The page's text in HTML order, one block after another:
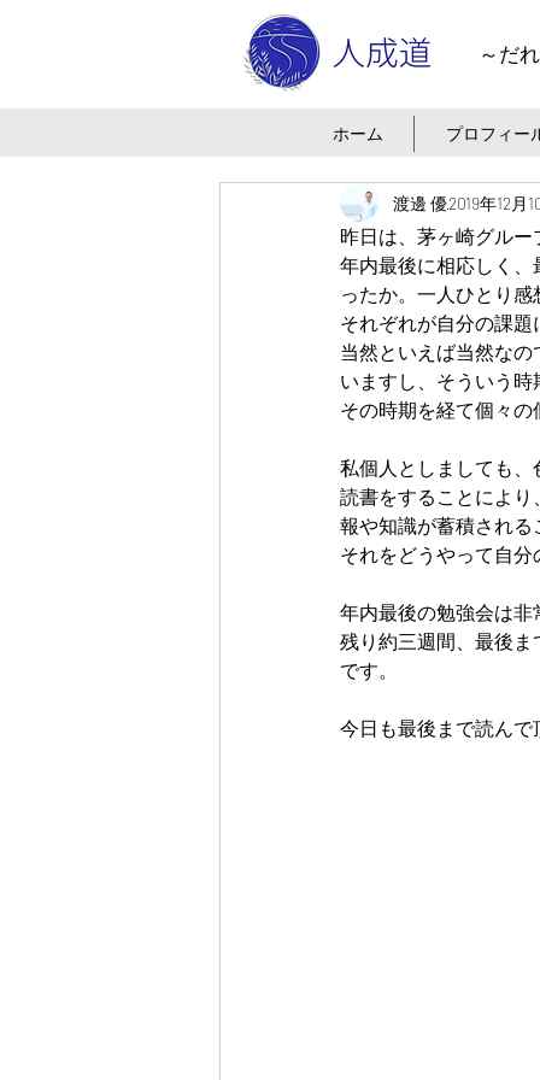
～だ
ホーム プロフィー
渡邊 優2019年12月
昨日は、茅ヶ崎グル
年内最後に相応しく
ったか。一人ひとり
それぞれが自分の課
当然といえば当然な
いますし、そういう
その時期を経て個々
私個人としましても
読書をすることによ
報や知識が蓄積され
それをどうやって自
年内最後の勉強会は
残り約三週間、最後
です。
今日も最後まで読ん